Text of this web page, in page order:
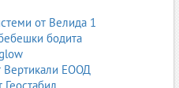
от Велида 1
бодита
Вертикали ЕООД